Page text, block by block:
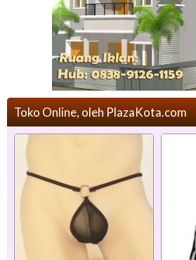
Toko Online, oleh PlazaKota.com